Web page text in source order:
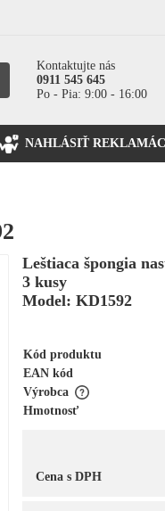
Kontaktujte nás
0911 545 645
Po - Pia: 9:00 - 16:00
NAHLÁSIŤ
Leštiaca špongia
3 kusy
Model: KD1592
Kód produktu
EAN kód
Výrobca
Hmotnosť
Cena s DPH